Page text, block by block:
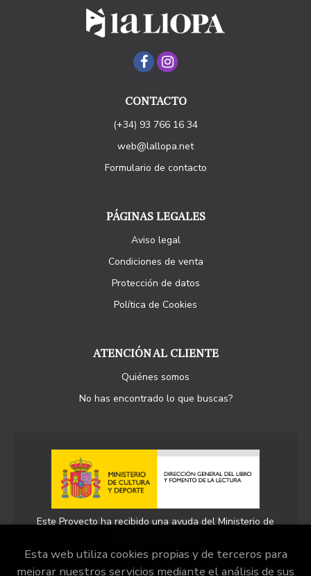
CONTACTO
(+34) 93 766 16 34
web@lallopa.net
Formulario de contacto
PÁGINAS LEGALES
Aviso legal
Condiciones de venta
Protección de datos
Política de Cookies
ATENCIÓN AL CLIENTE
Quiénes somos
No has encontrado lo que buscas?
Este Proyecto ha recibido una ayuda del Ministerio de
Esta web utiliza cookies propias y de terceros para
mejorar nuestros servicios mediante el análisis de sus